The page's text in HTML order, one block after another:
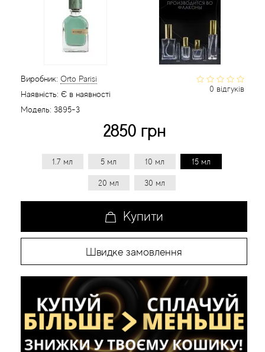
0 відгуків
Виробник: Orto Parisi
Наявність: Є в наявності
Модель: 3895-3
2850 грн
1.7 мл 5 мл 10 мл 15 мл
20 мл 30 мл
Купити
Швидке замовлення